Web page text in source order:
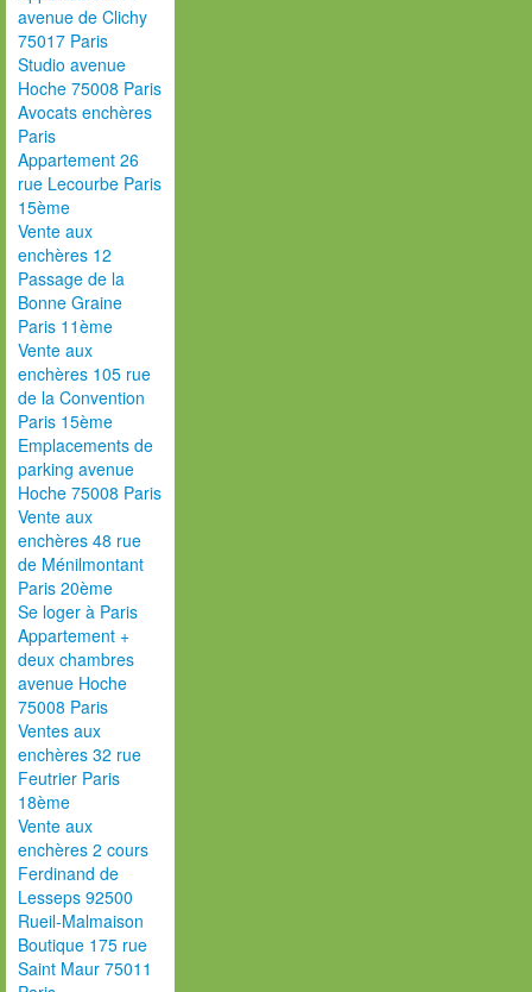
avenue de Clichy
75017 Paris
Studio avenue
Hoche 75008 Paris
Avocats enchères
Paris
Appartement 26
rue Lecourbe Paris
15ème
Vente aux
enchères 12
Passage de la
Bonne Graine
Paris 11ème
Vente aux
enchères 105 rue
de la Convention
Paris 15ème
Emplacements de
parking avenue
Hoche 75008 Paris
Vente aux
enchères 48 rue
de Ménilmontant
Paris 20ème
Se loger à Paris
Appartement +
deux chambres
avenue Hoche
75008 Paris
Ventes aux
enchères 32 rue
Feutrier Paris
18ème
Vente aux
enchères 2 cours
Ferdinand de
Lesseps 92500
Rueil-Malmaison
Boutique 175 rue
Saint Maur 75011